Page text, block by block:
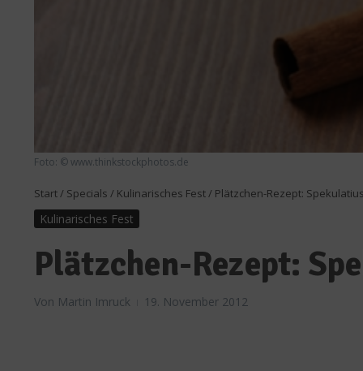
Foto: © www.thinkstockphotos.de
Start/ Specials / Kulinarisches Fest/ Plätzchen-Rezept: Spekulatius
Kulinarisches Fest
Plätzchen-Rezept:
Von Martin Imruck 19. November 2012